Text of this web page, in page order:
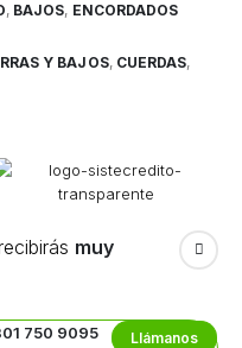
, BAJOS, ENCORDADOS
Y BAJOS, CUERDAS,
muy
750 9095 Llámanos